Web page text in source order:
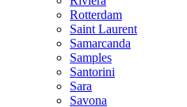
Rotterdam
Saint Laurent
Samarcanda
Samples
Santorini
Sara
Savona